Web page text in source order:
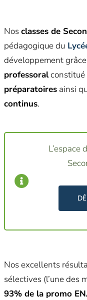
Nosclasses de
pédagogique du
développement
professoralconstitué
préparatoiresainsi
continus.
L’espace
Nos excellents
sélectives (l’une des
93% de la promo